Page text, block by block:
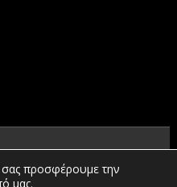
προσφέρουμε την
μας.